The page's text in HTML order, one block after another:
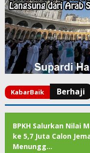
BPKH Salurkan Nilai
ke 5,7 Juta Calon
Menungg…